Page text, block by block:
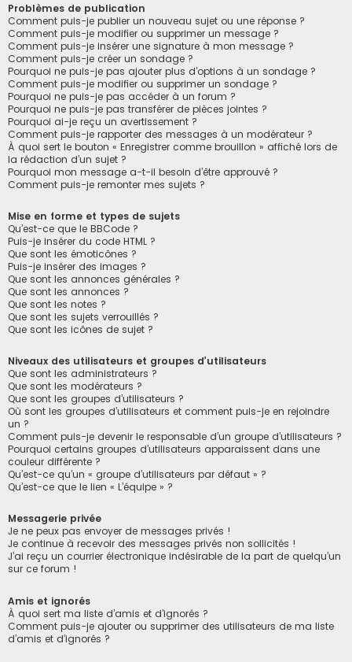
Problèmes de publication
Comment puis-je publier un nouveau sujet ou une réponse ?
Comment puis-je modifier ou supprimer un message ?
Comment puis-je insérer une signature à mon message ?
Comment puis-je créer un sondage ?
Pourquoi ne puis-je pas ajouter plus d’options à un sondage ?
Comment puis-je modifier ou supprimer un sondage ?
Pourquoi ne puis-je pas accéder à un forum ?
Pourquoi ne puis-je pas transférer de pièces jointes ?
Pourquoi ai-je reçu un avertissement ?
Comment puis-je rapporter des messages à un modérateur ?
À quoi sert le bouton « Enregistrer comme brouillon » affiché lors de
la rédaction d’un sujet ?
Pourquoi mon message a-t-il besoin d’être approuvé ?
Comment puis-je remonter mes sujets ?
Mise en forme et types de sujets
Qu’est-ce que le BBCode ?
Puis-je insérer du code HTML ?
Que sont les émoticônes ?
Puis-je insérer des images ?
Que sont les annonces générales ?
Que sont les annonces ?
Que sont les notes ?
Que sont les sujets verrouillés ?
Que sont les icônes de sujet ?
Niveaux des utilisateurs et groupes d’utilisateurs
Que sont les administrateurs ?
Que sont les modérateurs ?
Que sont les groupes d’utilisateurs ?
Où sont les groupes d’utilisateurs et comment puis-je en rejoindre
un ?
Comment puis-je devenir le responsable d’un groupe d’utilisateurs ?
Pourquoi certains groupes d’utilisateurs apparaissent dans une
couleur différente ?
Qu’est-ce qu’un « groupe d’utilisateurs par défaut » ?
Qu’est-ce que le lien « L’équipe » ?
Messagerie privée
Je ne peux pas envoyer de messages privés !
Je continue à recevoir des messages privés non sollicités !
J’ai reçu un courrier électronique indésirable de la part de quelqu’un
sur ce forum !
Amis et ignorés
À quoi sert ma liste d’amis et d’ignorés ?
Comment puis-je ajouter ou supprimer des utilisateurs de ma liste
d’amis et d’ignorés ?